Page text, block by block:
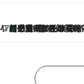
47都道府県の手みやげ ひんやりスイーツで夏を満喫
2026.8.6
【三重県】この夏絶対食べたい 冷やしておいしいおやつ3選 お餅×アイスの新感覚スイーツ